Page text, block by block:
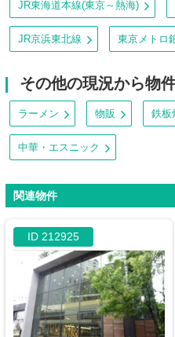
JR東海道本線(東京～熱海)
JR京浜東北線 東京メトロ
その他の現況から物
ラーメン 物販 鉄板
中華・エスニック
関連物件
ID 212925